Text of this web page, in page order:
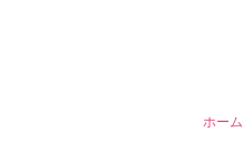
ホーム